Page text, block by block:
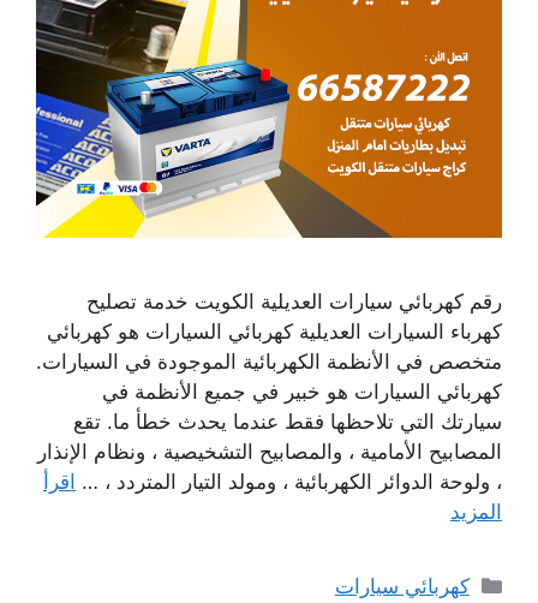
رقم كهربائي سيارات العديلية الكويت خدمة تصليح
كهرباء السيارات العديلية كهربائي السيارات هو كهربائي
متخصص في الأنظمة الكهربائية الموجودة في السيارات.
كهربائي السيارات هو خبير في جميع الأنظمة في
سيارتك التي تلاحظها فقط عندما يحدث خطأ ما. تقع
المصابيح الأمامية ، والمصابيح التشخيصية ، ونظام الإنذار
، ولوحة الدوائر الكهربائية ، ومولد التيار المتردد ، … اقرأ
المزيد
التصنيفات
كهربائي سيارات